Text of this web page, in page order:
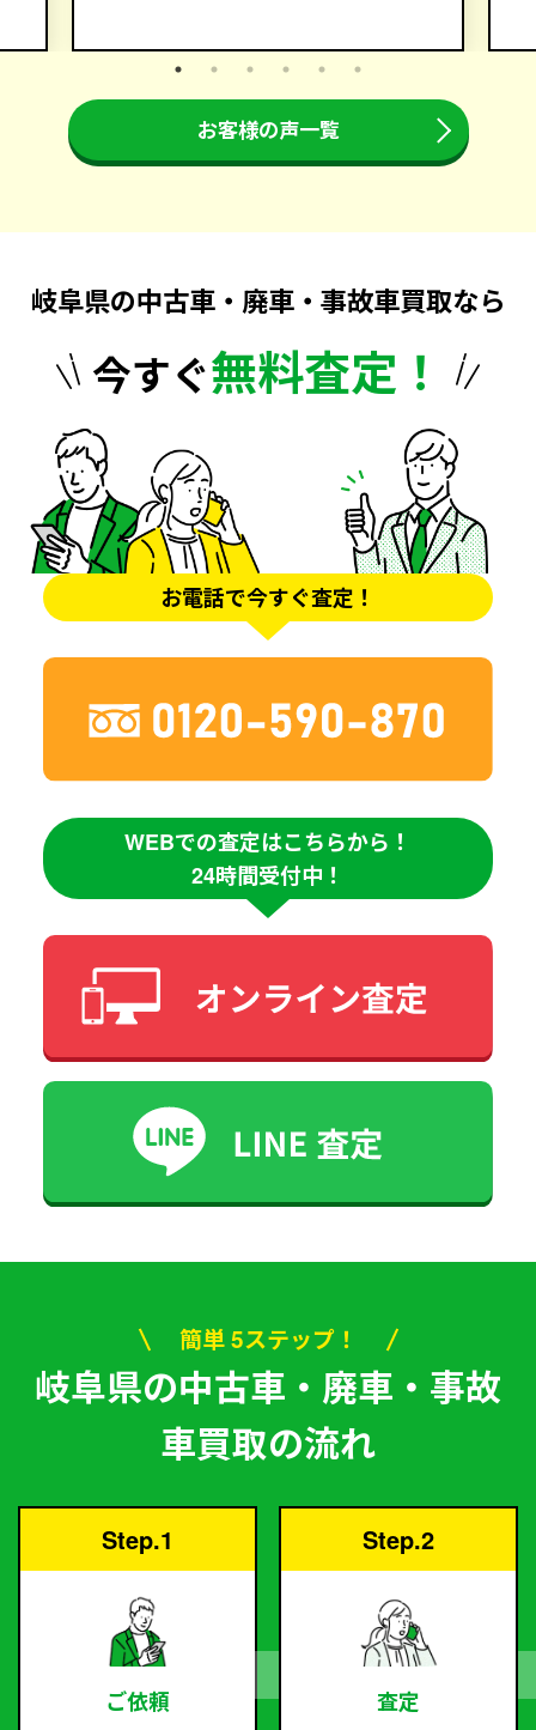
お客様の声一覧
岐阜県の中古車・廃車・事故車買取なら
今すぐ無料査定！
お電話で今すぐ査定！
WEBでの査定はこちらから！
24時間受付中！
簡単 5ステップ！
岐阜県の中古車・廃車・事故
車買取の流れ
Step.1
ご依頼
Step.2
査定